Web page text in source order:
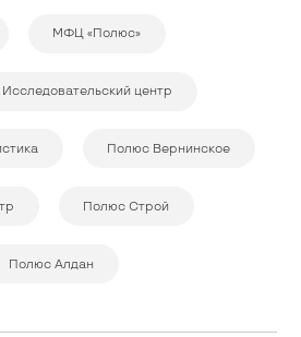
МФЦ «Полюс»
Исследовательский центр
Полюс Вернинское
Полюс Строй
Полюс Алдан